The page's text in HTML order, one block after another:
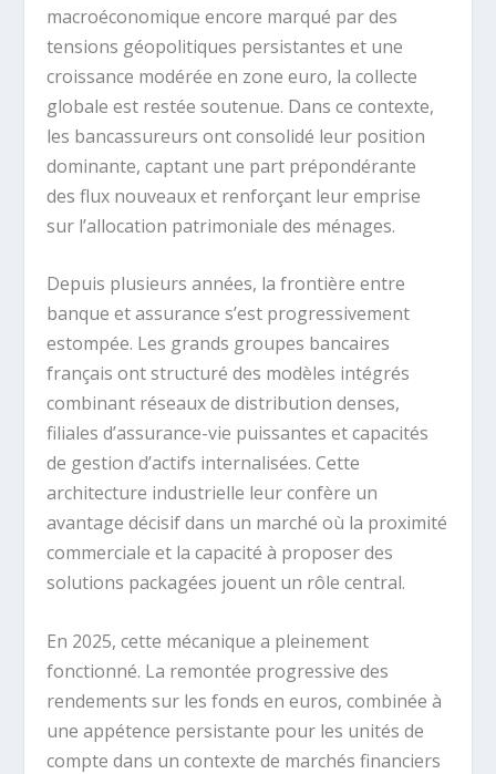
macroéconomique encore marqué par des
tensions géopolitiques persistantes et une
croissance modérée en zone euro, la collecte
globale est restée soutenue. Dans ce contexte,
les bancassureurs ont consolidé leur position
dominante, captant une part prépondérante
des flux nouveaux et renforçant leur emprise
sur l’allocation patrimoniale des ménages.
Depuis plusieurs années, la frontière entre
banque et assurance s’est progressivement
estompée. Les grands groupes bancaires
français ont structuré des modèles intégrés
combinant réseaux de distribution denses,
filiales d’assurance-vie puissantes et capacités
de gestion d’actifs internalisées. Cette
architecture industrielle leur confère un
avantage décisif dans un marché où la proximité
commerciale et la capacité à proposer des
solutions packagées jouent un rôle central.
En 2025, cette mécanique a pleinement
fonctionné. La remontée progressive des
rendements sur les fonds en euros, combinée à
une appétence persistante pour les unités de
compte dans un contexte de marchés financiers